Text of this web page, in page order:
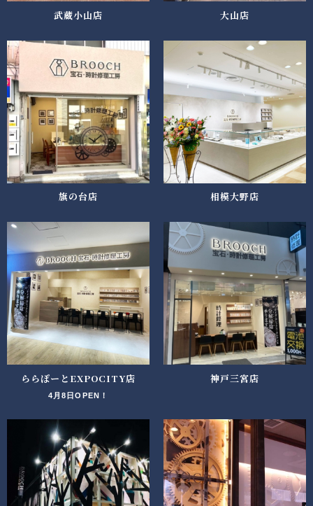
武蔵小山店 大山店
旗の台店 相模大野店
ららぽーとEXPOCITY店
4月8日OPEN！
神戸三宮店